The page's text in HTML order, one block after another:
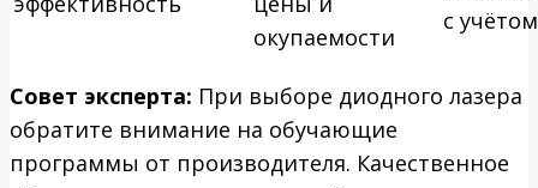
окупаемости
с
Совет эксперта: При выборе диодного лазера
обратите внимание на обучающие
программы от производителя. Качественное